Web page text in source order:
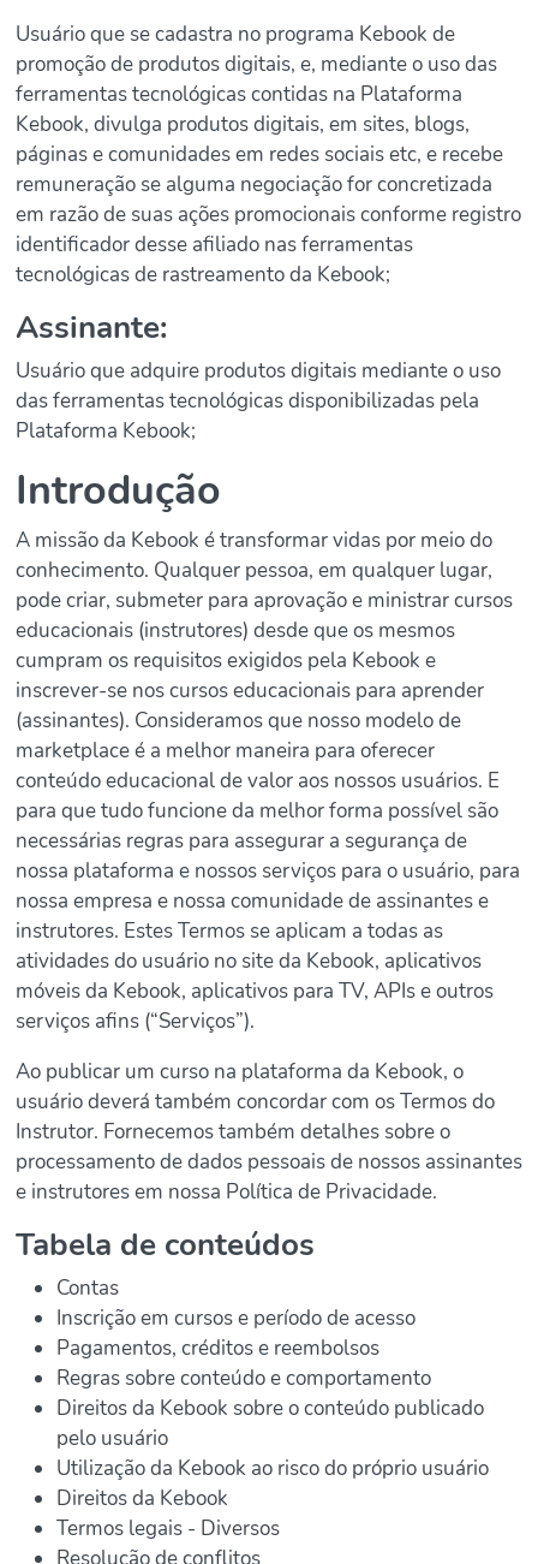
Usuário que se cadastra no programa Kebook de
promoção de produtos digitais, e, mediante o uso das
ferramentas tecnológicas contidas na Plataforma
Kebook, divulga produtos digitais, em sites, blogs,
páginas e comunidades em redes sociais etc, e recebe
remuneração se alguma negociação for concretizada
em razão de suas ações promocionais conforme registro
identificador desse afiliado nas ferramentas
tecnológicas de rastreamento da Kebook;
Assinante:
Usuário que adquire produtos digitais mediante o uso
das ferramentas tecnológicas disponibilizadas pela
Plataforma Kebook;
Introdução
A missão da Kebook é transformar vidas por meio do
conhecimento. Qualquer pessoa, em qualquer lugar,
pode criar, submeter para aprovação e ministrar cursos
educacionais (instrutores) desde que os mesmos
cumpram os requisitos exigidos pela Kebook e
inscrever-se nos cursos educacionais para aprender
(assinantes). Consideramos que nosso modelo de
marketplace é a melhor maneira para oferecer
conteúdo educacional de valor aos nossos usuários. E
para que tudo funcione da melhor forma possível são
necessárias regras para assegurar a segurança de
nossa plataforma e nossos serviços para o usuário, para
nossa empresa e nossa comunidade de assinantes e
instrutores. Estes Termos se aplicam a todas as
atividades do usuário no site da Kebook, aplicativos
móveis da Kebook, aplicativos para TV, APIs e outros
serviços afins (“Serviços”).
Ao publicar um curso na plataforma da Kebook, o
usuário deverá também concordar com os Termos do
Instrutor. Fornecemos também detalhes sobre o
processamento de dados pessoais de nossos assinantes
e instrutores em nossa Política de Privacidade.
Tabela de conteúdos
Contas
Inscrição em cursos e período de acesso
Pagamentos, créditos e reembolsos
Regras sobre conteúdo e comportamento
Direitos da Kebook sobre o conteúdo publicado
pelo usuário
Utilização da Kebook ao risco do próprio usuário
Direitos da Kebook
Termos legais - Diversos